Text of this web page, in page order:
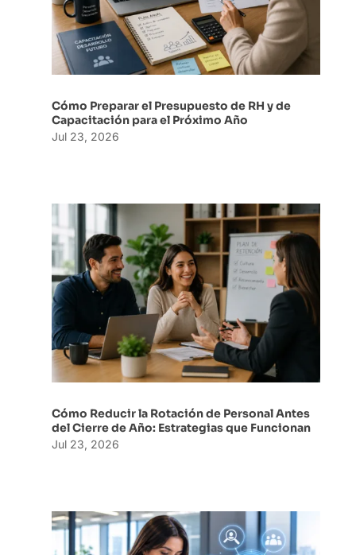
Cómo Preparar el Presupuesto de RH y de
Capacitación para el Próximo Año
Jul 23, 2026
Cómo Reducir la Rotación de Personal Antes
del Cierre de Año: Estrategias que Funcionan
Jul 23, 2026